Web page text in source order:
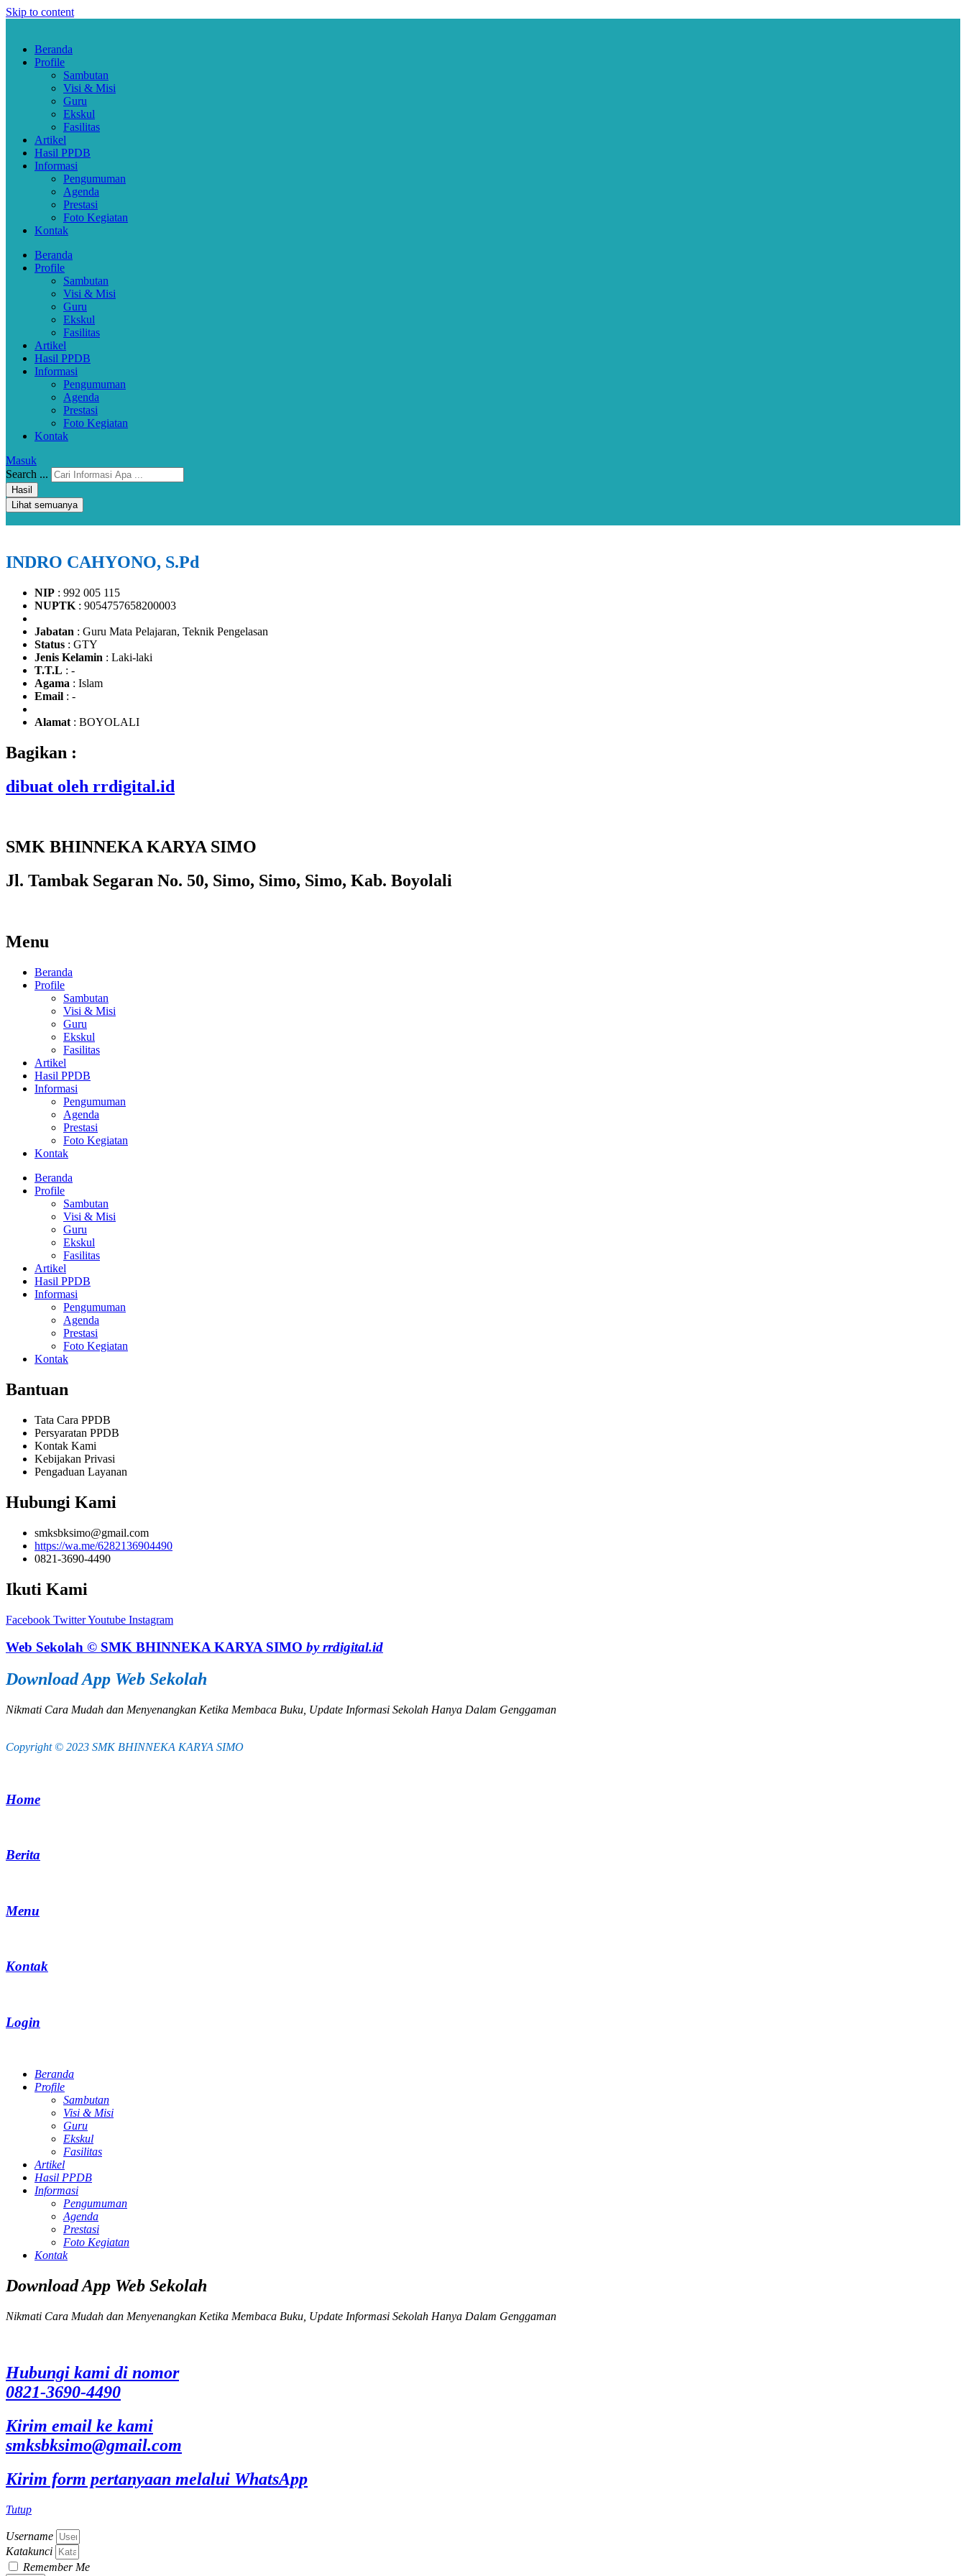
Skip to content
Beranda
Profile
Sambutan
Visi & Misi
Guru
Ekskul
Fasilitas
Artikel
Hasil PPDB
Informasi
Pengumuman
Agenda
Prestasi
Foto Kegiatan
Kontak
Beranda
Profile
Sambutan
Visi & Misi
Guru
Ekskul
Fasilitas
Artikel
Hasil PPDB
Informasi
Pengumuman
Agenda
Prestasi
Foto Kegiatan
Kontak
Masuk
Search ...
Hasil
Lihat semuanya
INDRO CAHYONO, S.Pd
NIP : 992 005 115
NUPTK : 9054757658200003
Jabatan : Guru Mata Pelajaran, Teknik Pengelasan
Status : GTY
Jenis Kelamin : Laki-laki
T.T.L : -
Agama : Islam
Email : -
Alamat : BOYOLALI
Bagikan :
dibuat oleh rrdigital.id
SMK BHINNEKA KARYA SIMO
Jl. Tambak Segaran No. 50, Simo, Simo, Simo, Kab. Boyolali
Menu
Beranda
Profile
Sambutan
Visi & Misi
Guru
Ekskul
Fasilitas
Artikel
Hasil PPDB
Informasi
Pengumuman
Agenda
Prestasi
Foto Kegiatan
Kontak
Beranda
Profile
Sambutan
Visi & Misi
Guru
Ekskul
Fasilitas
Artikel
Hasil PPDB
Informasi
Pengumuman
Agenda
Prestasi
Foto Kegiatan
Kontak
Bantuan
Tata Cara PPDB
Persyaratan PPDB
Kontak Kami
Kebijakan Privasi
Pengaduan Layanan
Hubungi Kami
smksbksimo@gmail.com
https://wa.me/6282136904490
0821-3690-4490
Ikuti Kami
Facebook TwitterYoutube Instagram
Web Sekolah © SMK BHINNEKA KARYA SIMO by rrdigital.id
Download App Web Sekolah
Nikmati Cara Mudah dan Menyenangkan Ketika Membaca Buku, Update Informasi Sekolah Hanya Dalam Genggaman
Copyright © 2023 SMK BHINNEKA KARYA SIMO
Home
Berita
Menu
Kontak
Login
Beranda
Profile
Sambutan
Visi & Misi
Guru
Ekskul
Fasilitas
Artikel
Hasil PPDB
Informasi
Pengumuman
Agenda
Prestasi
Foto Kegiatan
Kontak
Download App Web Sekolah
Nikmati Cara Mudah dan Menyenangkan Ketika Membaca Buku, Update Informasi Sekolah Hanya Dalam Genggaman
Hubungi kami di nomor
0821-3690-4490
Kirim email ke kami
smksbksimo@gmail.com
Kirim form pertanyaan melalui WhatsApp
Tutup
Username
Katakunci
Remember Me